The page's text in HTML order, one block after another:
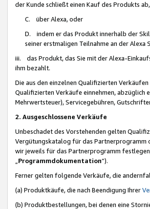
der Kunde schließt einen Kauf des Produkts
C. über Alexa, oder
D. indem er das Produkt innerhalb der
seiner erstmaligen Teilnahme an der Alexa
iii. das Produkt, das Sie mit der Alexa-
ihm bezahlt.
Die aus den einzelnen Qualifizierten Verkäufen
Qualifizierten Verkäufe einnehmen, abzüglich
Mehrwertsteuer), Servicegebühren,
2. Ausgeschlossene Verkäufe
Unbeschadet des Vorstehenden gelten
Vergütungskatalog für das Partnerprogramm
wir jeweils für das Partnerprogramm
Programmdokumentation“).
Ferner gelten folgende Verkäufe, die
(a) Produktkäufe, die nach Beendigung Ihrer
(b) Produktbestellungen, bei denen eine